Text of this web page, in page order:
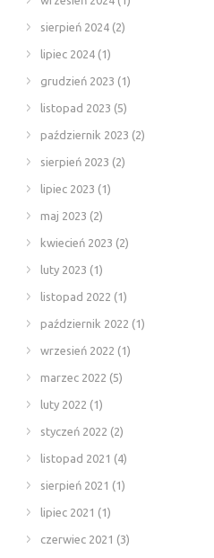
sierpień 2024 (2)
lipiec 2024 (1)
grudzień 2023 (1)
listopad 2023 (5)
październik 2023 (2)
sierpień 2023 (2)
lipiec 2023 (1)
maj 2023 (2)
kwiecień 2023 (2)
luty 2023 (1)
listopad 2022 (1)
październik 2022 (1)
wrzesień 2022 (1)
marzec 2022 (5)
luty 2022 (1)
styczeń 2022 (2)
listopad 2021 (4)
sierpień 2021 (1)
lipiec 2021 (1)
czerwiec 2021 (3)